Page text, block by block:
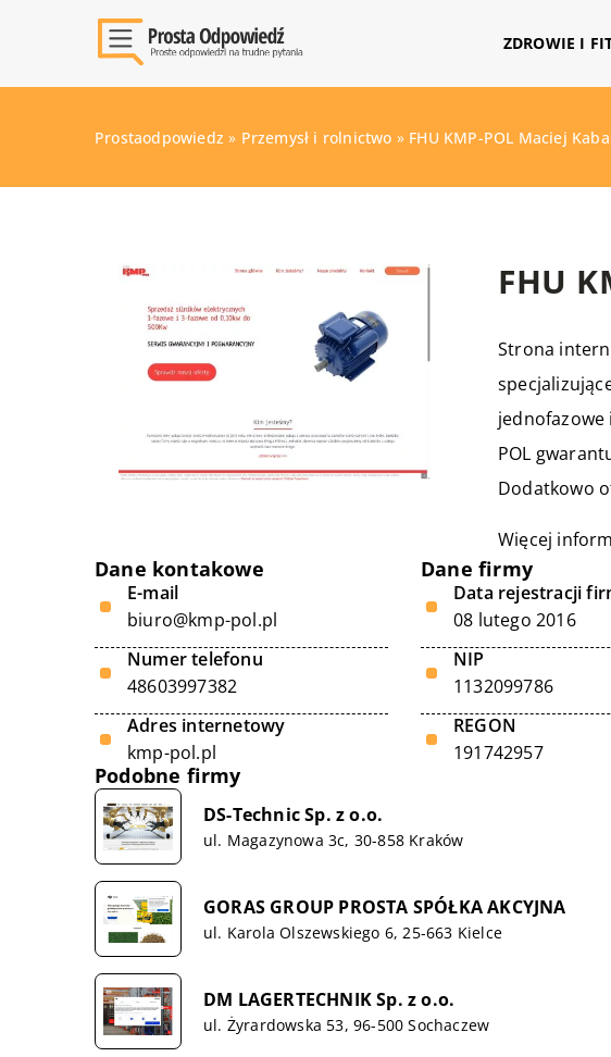
ZDROWIE I
Prostaodpowiedz » Przemysł i rolnictwo » FHU KMP-POL Maciej
FHU
Strona
jednofazowe
POL
Dodatkowo
Więcej
Dane kontakowe
E-mail
biuro@kmp-pol.pl
Numer telefonu
48603997382
Adres internetowy
kmp-pol.pl
Dane firmy
Data rejestracji
08 lutego 2016
NIP
1132099786
REGON
191742957
Podobne firmy
DS-Technic Sp. z o.o.
ul. Magazynowa 3c, 30-858 Kraków
GORAS GROUP PROSTA SPÓŁKA AKCYJNA
ul. Karola Olszewskiego 6, 25-663 Kielce
DM LAGERTECHNIK Sp. z o.o.
ul. Żyrardowska 53, 96-500 Sochaczew